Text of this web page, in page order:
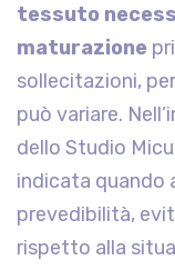
tessuto
maturazione
sollecitazioni,
può variare.
dello Studio
indicata quando
prevedibilità,
rispetto alla